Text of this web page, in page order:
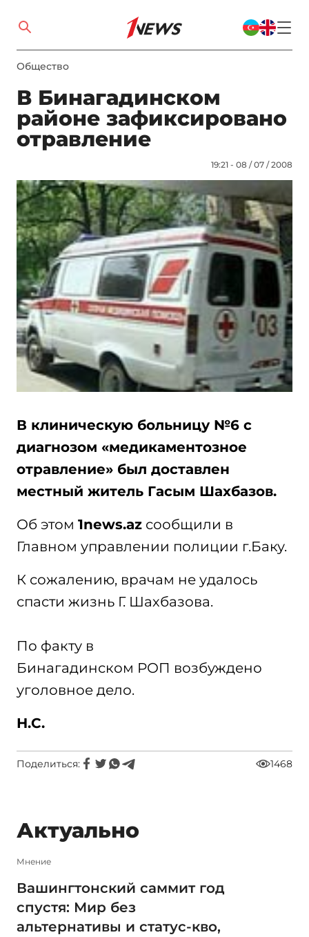
Общество
В Бинагадинском
районе зафиксировано
отравление
19:21 - 08 / 07 / 2008
В клиническую больницу №6 с
диагнозом «медикаментозное
отравление» был доставлен
местный житель Гасым Шахбазов.
Об этом 1news.az сообщили в
Главном управлении полиции г.Баку.
К сожалению, врачам не удалось
спасти жизнь Г. Шахбазова.
По факту в
Бинагадинском РОП возбуждено
уголовное дело.
Н.С.
Поделиться: 1468
Актуально
Мнение
Вашингтонский саммит год
спустя: Мир без
альтернативы и статус-кво,